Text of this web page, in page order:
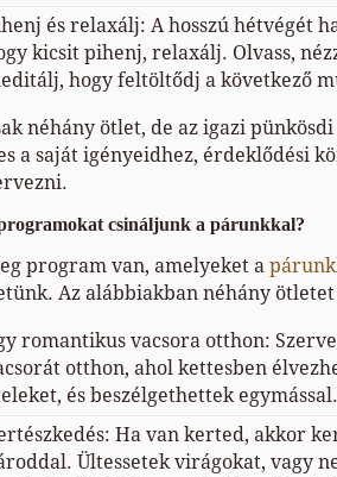
és relaxálj: A hosszú hétvégét
kicsit pihenj, relaxálj. Olvass,
hogy feltöltődj a következő
néhány ötlet, de az igazi
a saját igényeidhez, érdeklődési
csináljunk a párunkkal?
program van, amelyeket a
Az alábbiakban néhány
romantikus vacsora otthon:
otthon, ahol kettesben
és beszélgethettek egymással.
Ha van kerted, akkor
Ültessetek virágokat, vagy